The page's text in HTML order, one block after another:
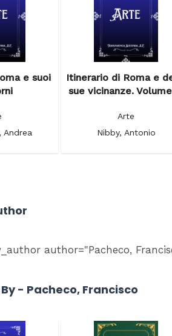
e suoi
Andrea
Itinerario di Roma e
sue vicinanze.
Arte
Nibby, Antonio
author="Pacheco,
- Pacheco, Francisco